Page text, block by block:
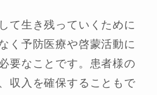
て生き残っていくために
く予防医療や啓蒙活動に
要なことです。患者様の
収入を確保することもで